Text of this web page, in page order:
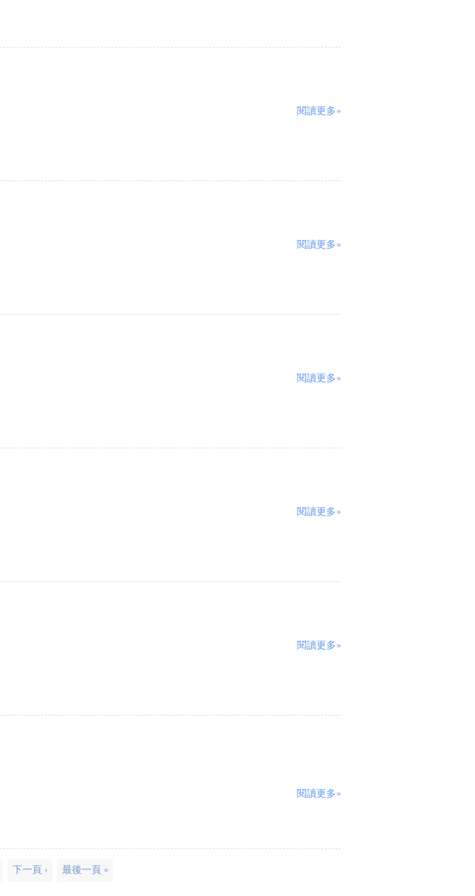
閱讀更多»
閱讀更多»
閱讀更多»
閱讀更多»
閱讀更多»
閱讀更多»
下一頁 › 最後一頁 »